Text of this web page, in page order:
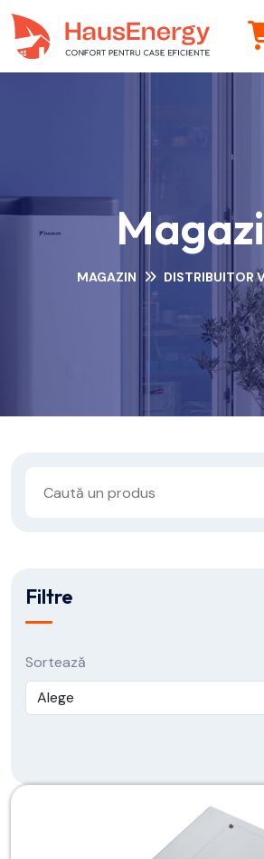
MAGAZIN DISTRIBUITOR
Filtre
Sortează